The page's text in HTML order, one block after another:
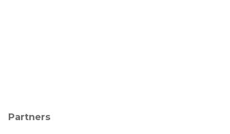
Partners